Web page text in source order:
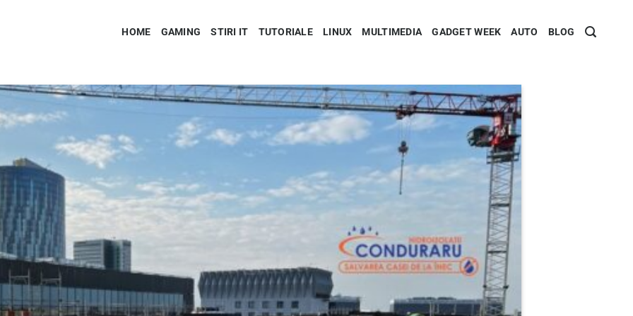
HOME GAMING STIRI IT TUTORIALE LINUX MULTIMEDIA GADGET WEEK AUTO BLOG